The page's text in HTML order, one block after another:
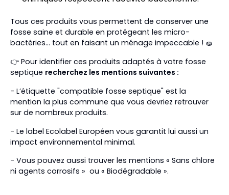
Tous ces produits vous permettent de conserver une
fosse saine et durable en protégeant les micro-
bactéries… tout en faisant un ménage impeccable ! 🧽
👉 Pour identifier ces produits adaptés à votre fosse
septique recherchez les mentions suivantes :
- L’étiquette "compatible fosse septique" est la
mention la plus commune que vous devriez retrouver
sur de nombreux produits.
- Le label Ecolabel Européen vous garantit lui aussi un
impact environnemental minimal.
- Vous pouvez aussi trouver les mentions « Sans chlore
ni agents corrosifs » ou « Biodégradable ».